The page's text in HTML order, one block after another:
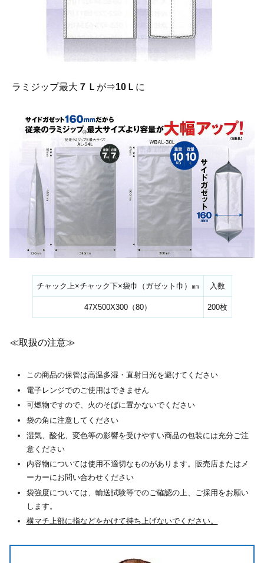
ラミジップ最大 ７Ｌ が⇒10Ｌ に
チャック上×チャック下×袋巾（ガゼット巾）㎜ 入数
47X500X300（80） 200枚
≪取扱の注意≫
この商品の保管は高温多湿・直射日光を避けてください
電子レンジでのご使用はできません
可燃物ですので、火のそばに置かないでください
袋の角に注意してください
湿気、酸化、変色等の影響を受けやすい商品の包装には充分ご注
意ください
内容物については使用不適切なものがあります。販売店またはメ
ーカーにお問い合わせください
袋強度については、輸送試験等でのご確認の上、ご採用をお願い
します。
横マチ上部に指などをかけて持ち上げないでください。